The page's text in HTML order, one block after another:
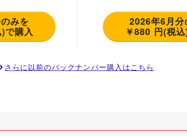
みを
込)で購入
2026年6月分
￥880 円(
さらに以前のバックナンバー購入はこちら